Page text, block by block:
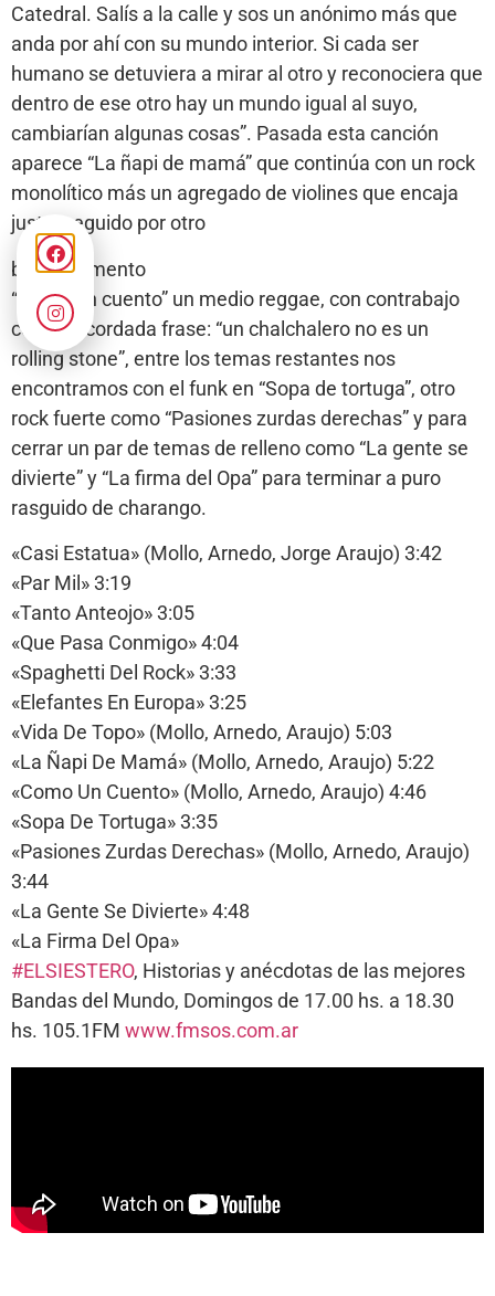
Catedral. Salís a la calle y sos un anónimo más que
anda por ahí con su mundo interior. Si cada ser
humano se detuviera a mirar al otro y reconociera que
dentro de ese otro hay un mundo igual al suyo,
cambiarían algunas cosas”. Pasada esta canción
aparece “La ñapi de mamá” que continúa con un rock
monolítico más un agregado de violines que encaja
justo, seguido por otro
buen momento
“Como un cuento” un medio reggae, con contrabajo
con la recordada frase: “un chalchalero no es un
rolling stone”, entre los temas restantes nos
encontramos con el funk en “Sopa de tortuga”, otro
rock fuerte como “Pasiones zurdas derechas” y para
cerrar un par de temas de relleno como “La gente se
divierte” y “La firma del Opa” para terminar a puro
rasguido de charango.
«Casi Estatua» (Mollo, Arnedo, Jorge Araujo) 3:42
«Par Mil» 3:19
«Tanto Anteojo» 3:05
«Que Pasa Conmigo» 4:04
«Spaghetti Del Rock» 3:33
«Elefantes En Europa» 3:25
«Vida De Topo» (Mollo, Arnedo, Araujo) 5:03
«La Ñapi De Mamá» (Mollo, Arnedo, Araujo) 5:22
«Como Un Cuento» (Mollo, Arnedo, Araujo) 4:46
«Sopa De Tortuga» 3:35
«Pasiones Zurdas Derechas» (Mollo, Arnedo, Araujo)
3:44
«La Gente Se Divierte» 4:48
«La Firma Del Opa»
#ELSIESTERO, Historias y anécdotas de las mejores
Bandas del Mundo, Domingos de 17.00 hs. a 18.30
hs. 105.1FM www.fmsos.com.ar